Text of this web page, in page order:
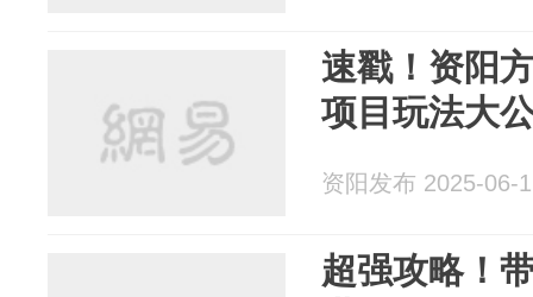
速戳！资阳
项目玩法大
资阳发布 2025-06-
超强攻略！